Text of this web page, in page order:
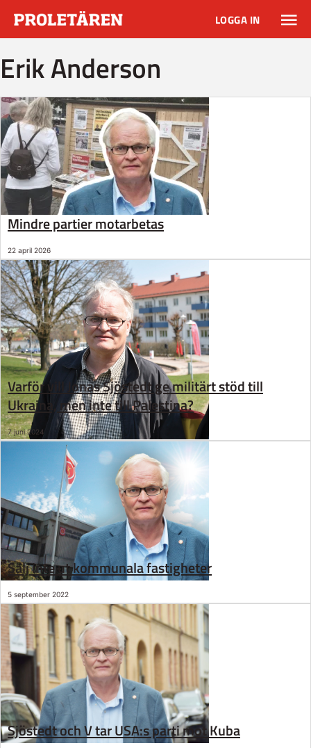
LOGGA IN
Erik Anderson
Mindre partier motarbetas
22 april 2026
Varför vill Jonas Sjöstedt ge militärt stöd till
Ukraina, men inte till Palestina?
7 juni 2024
Sälj inte ut kommunala fastigheter
5 september 2022
Sjöstedt och V tar USA:s parti mot Kuba